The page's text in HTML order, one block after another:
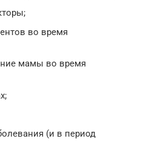
во время
мамы во время
(и в период